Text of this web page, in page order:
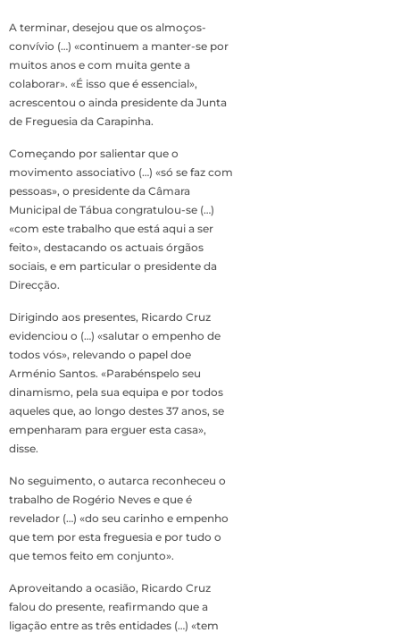
A terminar, desejou que os almoços-
convívio (…) «continuem a manter-se por
muitos anos e com muita gente a
colaborar». «É isso que é essencial»,
acrescentou o ainda presidente da Junta
de Freguesia da Carapinha.
Começando por salientar que o
movimento associativo (…) «só se faz com
pessoas», o presidente da Câmara
Municipal de Tábua congratulou-se (…)
«com este trabalho que está aqui a ser
feito», destacando os actuais órgãos
sociais, e em particular o presidente da
Direcção.
Dirigindo aos presentes, Ricardo Cruz
evidenciou o (…) «salutar o empenho de
todos vós», relevando o papel doe
Arménio Santos. «Parabénspelo seu
dinamismo, pela sua equipa e por todos
aqueles que, ao longo destes 37 anos, se
empenharam para erguer esta casa»,
disse.
No seguimento, o autarca reconheceu o
trabalho de Rogério Neves e que é
revelador (…) «do seu carinho e empenho
que tem por esta freguesia e por tudo o
que temos feito em conjunto».
Aproveitando a ocasião, Ricardo Cruz
falou do presente, reafirmando que a
ligação entre as três entidades (…) «tem